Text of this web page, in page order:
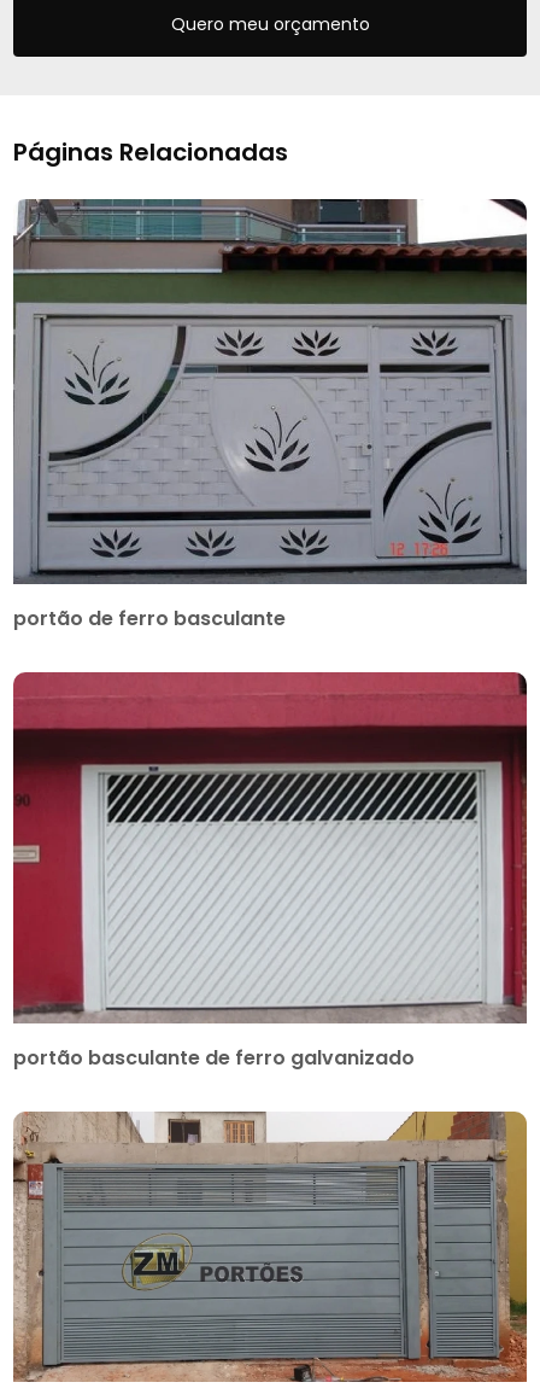
Quero meu orçamento
Páginas Relacionadas
portão de ferro basculante
portão basculante de ferro galvanizado